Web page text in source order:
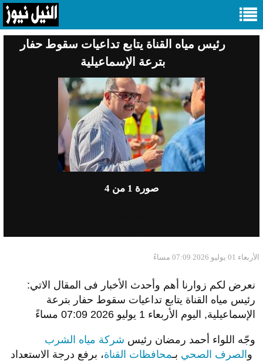
رئيس مياه القناة يتابع تداعيات سقوط حفار
بترعة الإسماعيلية
صورة 1 من 4
الأربعاء 01 يوليو 2026 07:09 مساءً
نعرض لكم زوارنا أهم وأحدث الأخبار فى المقال الاتي:
رئيس مياه القناة يتابع تداعيات سقوط حفار بترعة
الإسماعيلية, اليوم الأربعاء 1 يوليو 2026 07:09 مساءً
وجّه اللواء أحمد رمضان رئيس شركة مياه الشرب
والصرف الصحي بـمحافظات القناة، برفع درجة الاستعداد